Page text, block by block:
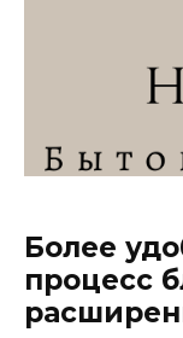
Более
процесс